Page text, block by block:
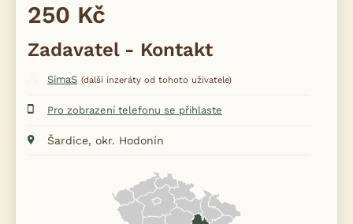
250 Kč
Zadavatel - Kontakt
SimaS (další inzeráty od tohoto uživatele)
Pro zobrazení telefonu se přihlaste
Šardice, okr. Hodonín